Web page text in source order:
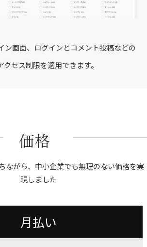
ン画面、ログインとコメント投稿などの
セス制限を適用できます。
価格
ながら、中小企業でも無理のない価格を実
現しました
月払い